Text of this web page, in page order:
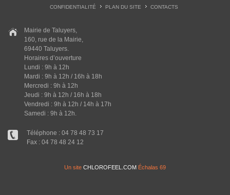
CONFIDENTIALITÉ PLAN DU SITE CONTACTS
Mairie de Taluyers,
160, rue de la Mairie,
69440 Taluyers.
Horaires d’ouverture
Lundi : 9h à 12h
Mardi : 9h à 12h / 16h à 18h
Mercredi : 9h à 12h
Jeudi : 9h à 12h / 16h à 18h
Vendredi : 9h à 12h / 14h à 17h
Samedi : 9h à 12h.
Téléphone : 04 78 48 73 17
Fax : 04 78 48 24 12
Un site CHLOROFEEL.COM Échalas 69